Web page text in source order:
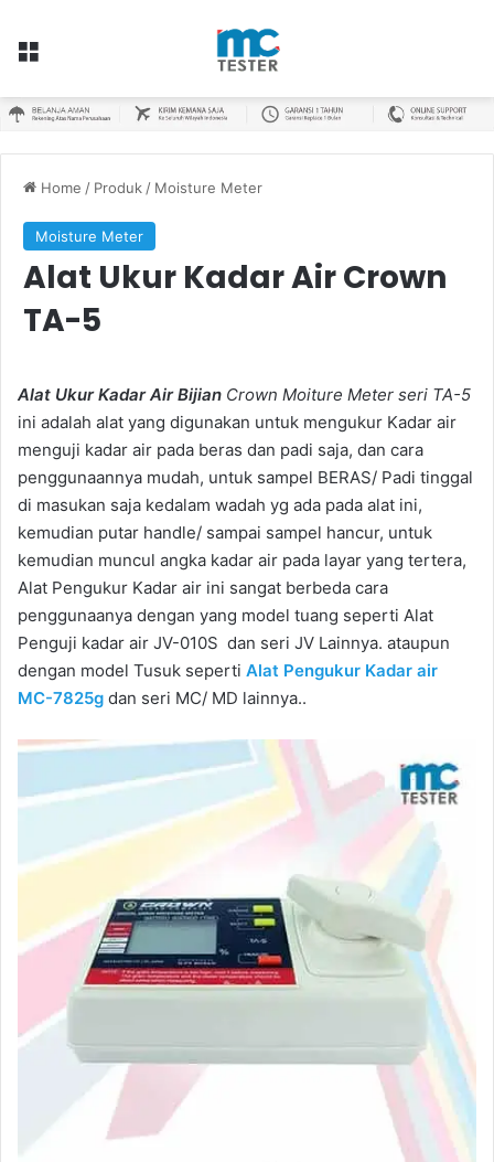
Menu
Home / Produk / Moisture Meter
Moisture Meter
Alat Ukur Kadar Air Crown
TA-5
Alat Ukur Kadar Air Bijian Crown Moiture Meter seri TA-5
ini adalah alat yang digunakan untuk mengukur Kadar air
menguji kadar air pada beras dan padi saja, dan cara
penggunaannya mudah, untuk sampel BERAS/ Padi tinggal
di masukan saja kedalam wadah yg ada pada alat ini,
kemudian putar handle/ sampai sampel hancur, untuk
kemudian muncul angka kadar air pada layar yang tertera,
Alat Pengukur Kadar air ini sangat berbeda cara
penggunaanya dengan yang model tuang seperti Alat
Penguji kadar air JV-010S dan seri JV Lainnya. ataupun
dengan model Tusuk seperti Alat Pengukur Kadar air
MC-7825g dan seri MC/ MD lainnya..